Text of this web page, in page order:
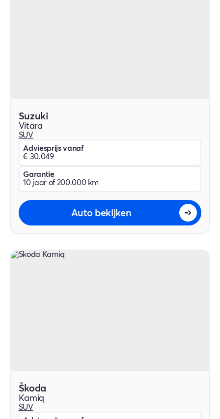
Suzuki
Vitara
SUV
Adviesprijs vanaf
€ 30.049
Garantie
10 jaar of 200.000 km
Auto bekijken
Škoda
Kamiq
SUV